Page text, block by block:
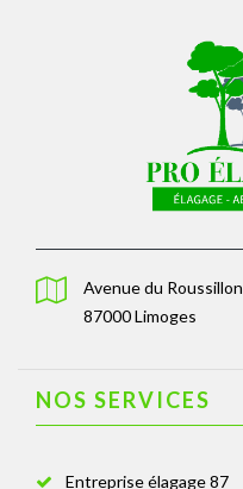
Avenue du Roussillon
87000 Limoges
NOS SERVICES
Entreprise élagage 87